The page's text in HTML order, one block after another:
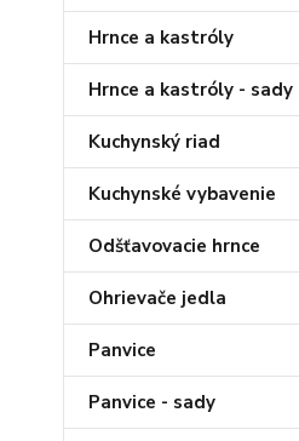
Hrnce a kastróly
Hrnce a kastróly - sady
Kuchynský riad
Kuchynské vybavenie
Odšťavovacie hrnce
Ohrievače jedla
Panvice
Panvice - sady